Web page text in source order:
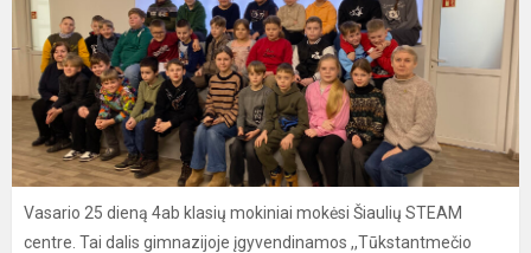
Vasario 25 dieną 4ab klasių mokiniai mokėsi Šiaulių STEAM
centre. Tai dalis gimnazijoje įgyvendinamos ,,Tūkstantmečio